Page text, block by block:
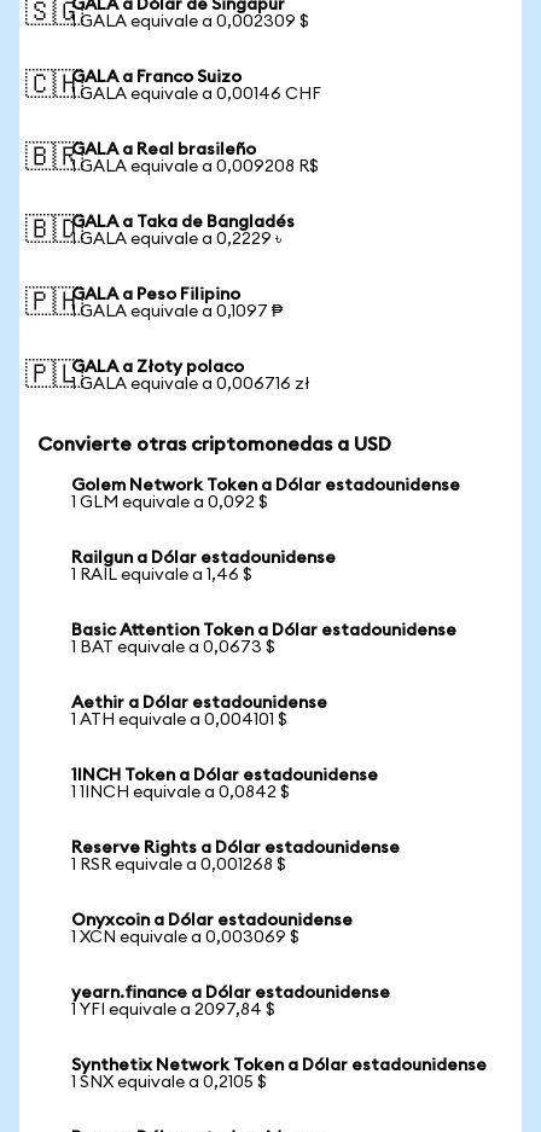
🇸🇬GALA a Dólar de Singapur
1 GALA equivale a 0,002309 $
🇨🇭GALA a Franco Suizo
1 GALA equivale a 0,00146 CHF
🇧🇷GALA a Real brasileño
1 GALA equivale a 0,009208 R$
🇧🇩GALA a Taka de Bangladés
1 GALA equivale a 0,2229 ৳
🇵🇭GALA a Peso Filipino
1 GALA equivale a 0,1097 ₱
🇵🇱GALA a Złoty polaco
1 GALA equivale a 0,006716 zł
Convierte otras criptomonedas a USD
Golem Network Token a Dólar estadounidense
1 GLM equivale a 0,092 $
Railgun a Dólar estadounidense
1 RAIL equivale a 1,46 $
Basic Attention Token a Dólar estadounidense
1 BAT equivale a 0,0673 $
Aethir a Dólar estadounidense
1 ATH equivale a 0,004101 $
1INCH Token a Dólar estadounidense
1 1INCH equivale a 0,0842 $
Reserve Rights a Dólar estadounidense
1 RSR equivale a 0,001268 $
Onyxcoin a Dólar estadounidense
1 XCN equivale a 0,003069 $
yearn.finance a Dólar estadounidense
1 YFI equivale a 2097,84 $
Synthetix Network Token a Dólar estadounidense
1 SNX equivale a 0,2105 $